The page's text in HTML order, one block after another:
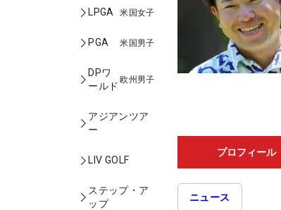
LPGA 米国女子
PGA 米国男子
DPワ
ールド
欧州男子
アジアンツア
ー
LIV GOLF
ステップ・ア
ップ
プロフィール
ニュース